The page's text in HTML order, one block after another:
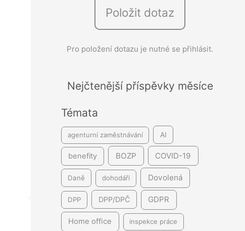
Položit dotaz
Pro položení dotazu je nutné se přihlásit.
Nejčtenější příspěvky měsíce
Témata
agenturní zaměstnávání AI
benefity BOZP COVID-19
Daně dohodáři Dovolená
DPP DPP/DPČ GDPR
Home office inspekce práce